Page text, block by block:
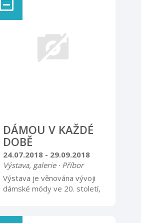
DÁMOU V KAŽDÉ
DOBĚ
24.07.2018 - 29.09.2018
Výstava, galerie · Příbor
Výstava je věnována vývoji
dámské módy ve 20. století,